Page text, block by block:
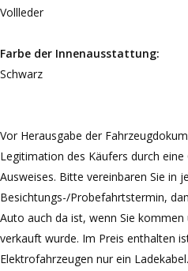
Vollleder
Farbe der Innenausstattung:
Schwarz
Vor Herausgabe der
Legitimation des Käufers durch
Ausweises. Bitte vereinbaren Sie in
Besichtungs-/Probefahrtstermin,
Auto auch da ist, wenn Sie
verkauft wurde. Im Preis enthalten
Elektrofahrzeugen nur ein